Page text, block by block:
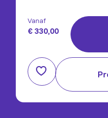
Vanaf
€ 330,00